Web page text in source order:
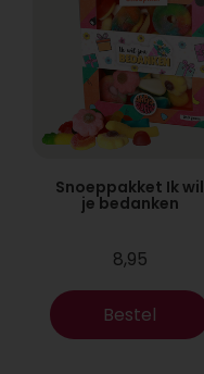
Snoeppakket Ik wil
je bedanken
8,95
Bestel